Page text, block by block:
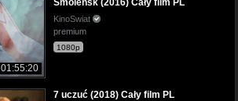
01:55:20
KinoSwiat
premium
1080p
7 uczuć (2018) Cały film PL